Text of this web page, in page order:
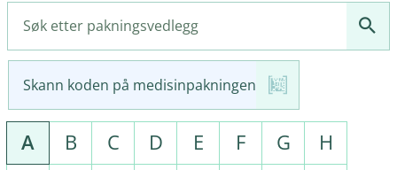
Skann koden på medisinpakningen
A B C D E F G
H